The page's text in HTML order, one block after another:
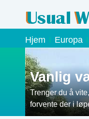
Hjem Europa
Vanlig
Trenger du å
forvente der i